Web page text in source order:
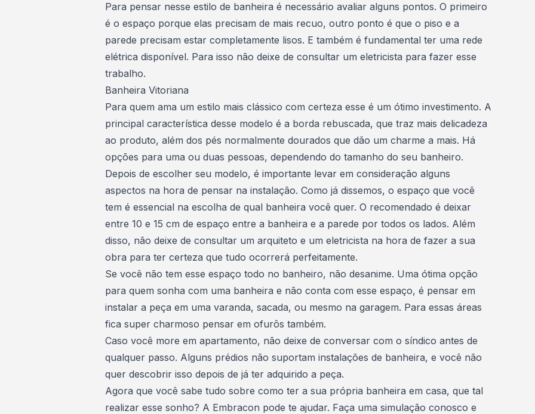
Para pensar nesse estilo de banheira é necessário avaliar alguns pontos. O primeiro
é o espaço porque elas precisam de mais recuo, outro ponto é que o piso e a
parede precisam estar completamente lisos. E também é fundamental ter uma rede
elétrica disponível. Para isso não deixe de consultar um eletricista para fazer esse
trabalho.
Banheira Vitoriana
Para quem ama um estilo mais clássico com certeza esse é um ótimo investimento. A
principal característica desse modelo é a borda rebuscada, que traz mais delicadeza
ao produto, além dos pés normalmente dourados que dão um charme a mais. Há
opções para uma ou duas pessoas, dependendo do tamanho do seu banheiro.
Depois de escolher seu modelo, é importante levar em consideração alguns
aspectos na hora de pensar na instalação. Como já dissemos, o espaço que você
tem é essencial na escolha de qual banheira você quer. O recomendado é deixar
entre 10 e 15 cm de espaço entre a banheira e a parede por todos os lados. Além
disso, não deixe de consultar um arquiteto e um eletricista na hora de fazer a sua
obra para ter certeza que tudo ocorrerá perfeitamente.
Se você não tem esse espaço todo no banheiro, não desanime. Uma ótima opção
para quem sonha com uma banheira e não conta com esse espaço, é pensar em
instalar a peça em uma varanda, sacada, ou mesmo na garagem. Para essas áreas
fica super charmoso pensar em ofurôs também.
Caso você more em apartamento, não deixe de conversar com o síndico antes de
qualquer passo. Alguns prédios não suportam instalações de banheira, e você não
quer descobrir isso depois de já ter adquirido a peça.
Agora que você sabe tudo sobre como ter a sua própria banheira em casa, que tal
realizar esse sonho? A Embracon pode te ajudar. Faça uma simulação conosco e